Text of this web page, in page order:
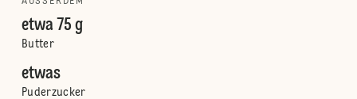
etwa 75 g
Butter
etwas
Puderzucker